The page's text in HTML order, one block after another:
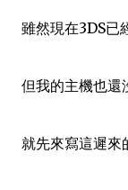
雖然現在3DS已
但我的主機也還
就先來寫這遲來